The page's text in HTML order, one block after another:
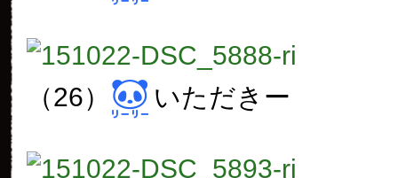
（26） いただきー